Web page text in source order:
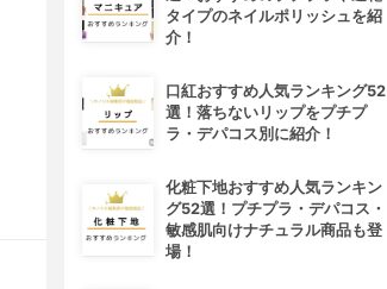
タイプのネイルポリッシュを紹
介！
口紅おすすめ人気ランキング52
選！落ちないリップをプチプ
ラ・デパコス別に紹介！
化粧下地おすすめ人気ランキン
グ52選！プチプラ・デパコス・
敏感肌向けナチュラル商品も登
場！